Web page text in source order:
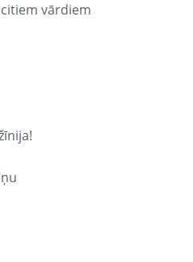
vārdiem